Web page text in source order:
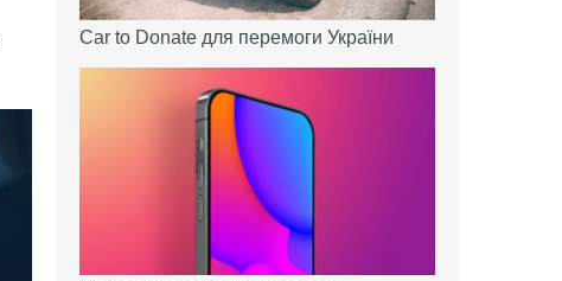
Car to Donate для перемоги України